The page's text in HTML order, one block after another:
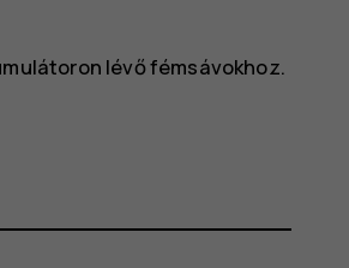
lévő fémsávokhoz.